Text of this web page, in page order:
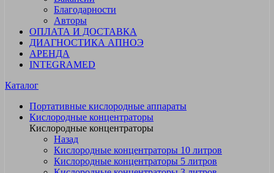
Благодарности
Авторы
ОПЛАТА И ДОСТАВКА
ДИАГНОСТИКА АПНОЭ
АРЕНДА
INTEGRAMED
Каталог
Портативные кислородные аппараты
Кислородные концентраторы
Кислородные концентраторы
Назад
Кислородные концентраторы 10 литров
Кислородные концентраторы 5 литров